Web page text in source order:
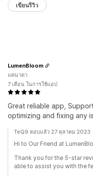
เขียนรีวิว
Great reliable app,
optimizing and fixing any
LumenBloom
แคนาดา
7 เดือน ในการใช้แอป
TeQ9 ตอบแล้ว 27 ตุลาคม 2023
Hi to Our Friend at
Thank you for the 5-star
able to assist you with the